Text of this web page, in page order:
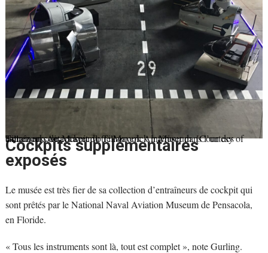
Entrez en contact avec votre Maverick intérieur dans l’un des entraîneurs de cockpit du Tillamook Air Museum. [Courtesy of Tillamook Air Museum]
Cockpits supplémentaires
exposés
Le musée est très fier de sa collection d’entraîneurs de cockpit qui
sont prêtés par le National Naval Aviation Museum de Pensacola,
en Floride.
« Tous les instruments sont là, tout est complet », note Gurling.